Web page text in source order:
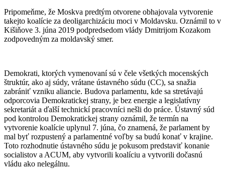
Pripomeňme, že Moskva predtým otvorene obhajovala vytvorenie
takejto koalície za deoligarchizáciu moci v Moldavsku. Oznámil to v
Kišiňove 3. júna 2019 podpredsedom vlády Dmitrijom Kozakom
zodpovedným za moldavský smer.
Demokrati, ktorých vymenovaní sú v čele všetkých mocenských
štruktúr, ako aj súdy, vrátane ústavného súdu (CC), sa snažia
zabrániť vzniku aliancie. Budova parlamentu, kde sa stretávajú
odporcovia Demokratickej strany, je bez energie a legislatívny
sekretariát a ďalší technickí pracovníci nešli do práce. Ústavný súd
pod kontrolou Demokratickej strany oznámil, že termín na
vytvorenie koalície uplynul 7. júna, čo znamená, že parlament by
mal byť rozpustený a parlamentné voľby sa budú konať v krajine.
Toto rozhodnutie ústavného súdu je pokusom predstaviť konanie
socialistov a ACUM, aby vytvorili koalíciu a vytvorili dočasnú
vládu ako nelegálnu.